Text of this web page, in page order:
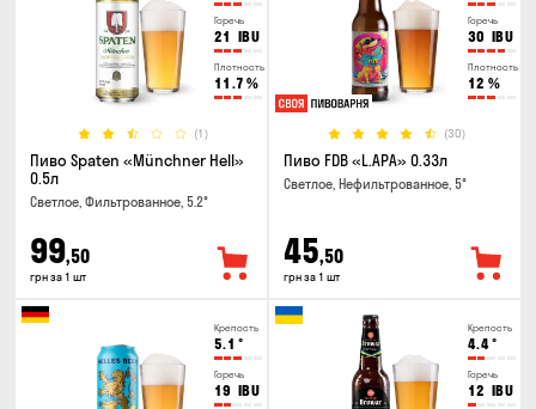
Горечь
21 IBU
Плотность
11.7 %
(1)
Пиво Spaten «Münchner Hell»
0.5л
Светлое, Фильтрованное, 5.2°
99,50
грн за 1 шт
Горечь
30 IBU
Плотность
12 %
(30)
Пиво FDB «L.APA» 0.33л
Светлое, Нефильтрованное, 5°
45,50
грн за 1 шт
Крепость
5.1 °
Горечь
19 IBU
Крепость
4.4°
Горечь
12 IBU